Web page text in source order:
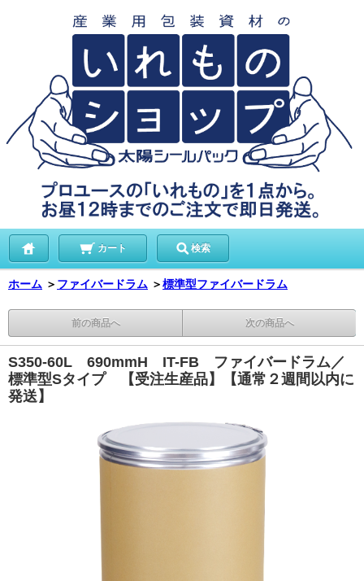
カート 検索
ホーム ＞ ファイバードラム ＞標準型ファイバードラム
前の商品へ 次の商品へ
S350-60L 690mmH IT-FB ファイバードラム／
標準型Sタイプ 【受注生産品】【通常２週間以内に
発送】